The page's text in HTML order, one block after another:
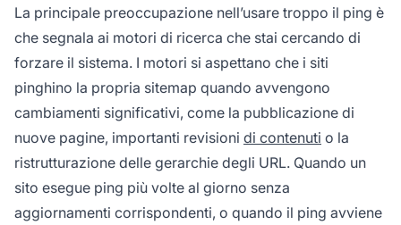
La principale preoccupazione nell’usare troppo il ping è
che segnala ai motori di ricerca che stai cercando di
forzare il sistema. I motori si aspettano che i siti
pinghino la propria sitemap quando avvengono
cambiamenti significativi, come la pubblicazione di
nuove pagine, importanti revisioni di contenuti o la
ristrutturazione delle gerarchie degli URL. Quando un
sito esegue ping più volte al giorno senza
aggiornamenti corrispondenti, o quando il ping avviene